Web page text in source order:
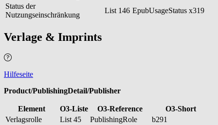
Status der
Nutzungseinschränkung
List 146 EpubUsageStatus x319
Verlage & Imprints
Hilfeseite
Product/PublishingDetail/Publisher
Element O3-Liste O3-Reference
O3-Short
Verlagsrolle
List 45 PublishingRole
b291